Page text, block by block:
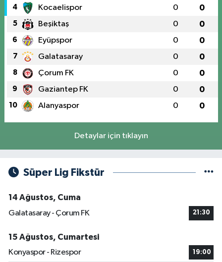
4 Kocaelispor 0 0
5 Beşiktaş 0 0
6 Eyüpspor 0 0
7 Galatasaray 0 0
8 Çorum FK 0 0
9 Gaziantep FK 0 0
10 Alanyaspor 0 0
Detaylar için tıklayın
Süper Lig Fikstür
14 Ağustos, Cuma
Galatasaray - Çorum FK
21:30
15 Ağustos, Cumartesi
Konyaspor - Rizespor
19:00